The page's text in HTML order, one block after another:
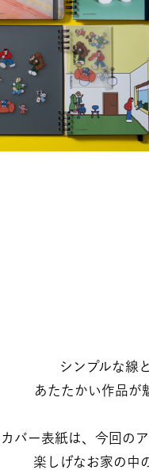
シンプルな線
あたたかい作品が
カバー表紙は、今回の
楽しげなお家の中